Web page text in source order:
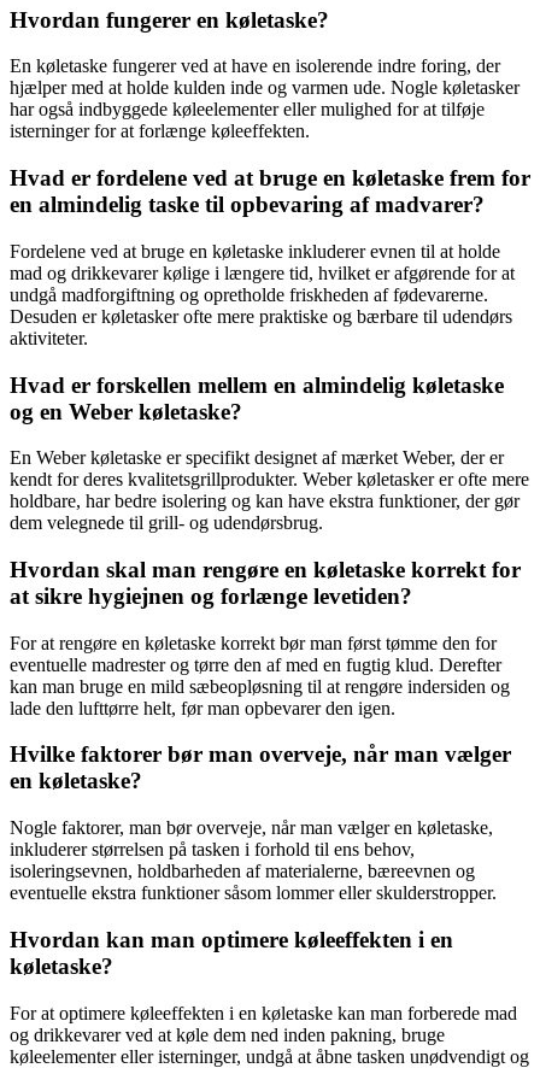
Hvordan fungerer en køletaske?
En køletaske fungerer ved at have en isolerende indre foring, der
hjælper med at holde kulden inde og varmen ude. Nogle køletasker
har også indbyggede køleelementer eller mulighed for at tilføje
isterninger for at forlænge køleeffekten.
Hvad er fordelene ved at bruge en køletaske frem for
en almindelig taske til opbevaring af madvarer?
Fordelene ved at bruge en køletaske inkluderer evnen til at holde
mad og drikkevarer kølige i længere tid, hvilket er afgørende for at
undgå madforgiftning og opretholde friskheden af fødevarerne.
Desuden er køletasker ofte mere praktiske og bærbare til udendørs
aktiviteter.
Hvad er forskellen mellem en almindelig køletaske
og en Weber køletaske?
En Weber køletaske er specifikt designet af mærket Weber, der er
kendt for deres kvalitetsgrillprodukter. Weber køletasker er ofte mere
holdbare, har bedre isolering og kan have ekstra funktioner, der gør
dem velegnede til grill- og udendørsbrug.
Hvordan skal man rengøre en køletaske korrekt for
at sikre hygiejnen og forlænge levetiden?
For at rengøre en køletaske korrekt bør man først tømme den for
eventuelle madrester og tørre den af med en fugtig klud. Derefter
kan man bruge en mild sæbeopløsning til at rengøre indersiden og
lade den lufttørre helt, før man opbevarer den igen.
Hvilke faktorer bør man overveje, når man vælger
en køletaske?
Nogle faktorer, man bør overveje, når man vælger en køletaske,
inkluderer størrelsen på tasken i forhold til ens behov,
isoleringsevnen, holdbarheden af materialerne, bæreevnen og
eventuelle ekstra funktioner såsom lommer eller skulderstropper.
Hvordan kan man optimere køleeffekten i en
køletaske?
For at optimere køleeffekten i en køletaske kan man forberede mad
og drikkevarer ved at køle dem ned inden pakning, bruge
køleelementer eller isterninger, undgå at åbne tasken unødvendigt og